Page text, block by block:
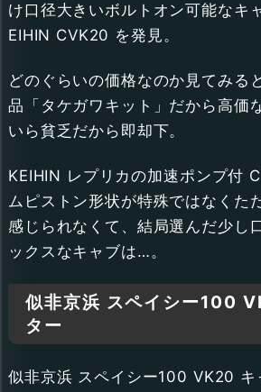
け口径大きいボルトオン可能なキ
EIHIN CVK20 を発見。
どのぐらいの価格なのか見てみる
品「タケガワキット」だから高価
いら貧乏だから即却下。
KEIHIN レプリカの加速ポンプ付
ムピストン形状が特殊ではなくた
感じられなくて、結局選んだ少し
ックスなキャブは…。
似非京浜 スペイシー100
ター
似非京浜 スペイシー100 VK20 キ